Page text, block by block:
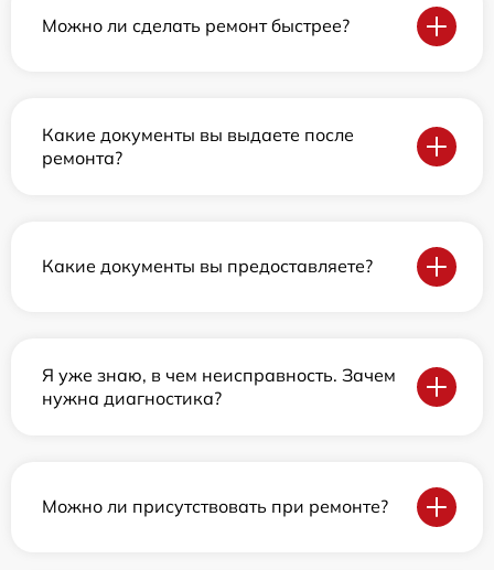
Можно ли сделать ремонт быстрее?
Какие документы вы выдаете после
ремонта?
Какие документы вы предоставляете?
Я уже знаю, в чем неисправность. Зачем
нужна диагностика?
Можно ли присутствовать при ремонте?